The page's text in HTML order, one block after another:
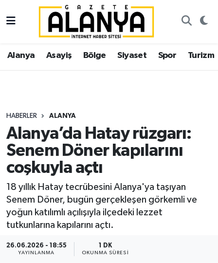
Alanya Asayiş Bölge Siyaset Spor Turizm
HABERLER ALANYA
Alanya’da Hatay rüzgarı:
Senem Döner kapılarını
coşkuyla açtı
18 yıllık Hatay tecrübesini Alanya'ya taşıyan
Senem Döner, bugün gerçekleşen görkemli ve
yoğun katılımlı açılışıyla ilçedeki lezzet
tutkunlarına kapılarını açtı.
26.06.2026 - 18:55
YAYINLANMA
1 DK
OKUNMA SÜRESI
Alanya
Asayiş
Siyaset
Spor
Turizm
Ekonomi
Gazipaşa
İstanbul Nöbetçi Eczaneler
İstanbul Hava Durumu
Süper Lig Puan Durumu ve Fikstür
Tüm Manşetler
Son Dakika Haberleri
Haber Arşivi